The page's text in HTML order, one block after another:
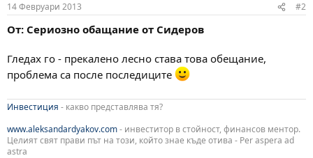
14 Февруари 2013 #2
От: Сериозно обащание от Сидеров
Гледах го - прекалено лесно става това обещание,
проблема са после последиците
Инвестиция - какво представлява тя?
www.aleksandardyakov.com- инвеститор в стойност, финансов ментор.
Целият свят прави път на този, който знае къде отива - Per aspera ad
astra